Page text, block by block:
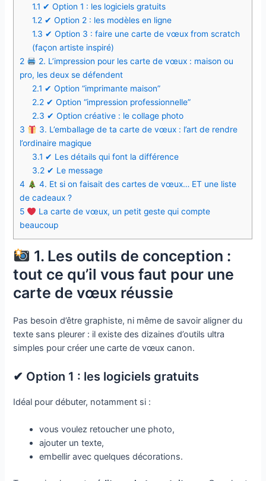
1.1 ✔ Option 1 : les logiciels gratuits
1.2 ✔ Option 2 : les modèles en ligne
1.3 ✔ Option 3 : faire une carte de vœux from scratch
(façon artiste inspiré)
2
2. L’impression pour les carte de vœux : maison ou
pro, les deux se défendent
2.1 ✔ Option “imprimante maison”
2.2 ✔ Option “impression professionnelle”
2.3 ✔ Option créative : le collage photo
3
3. L’emballage de ta carte de vœux : l’art de rendre
l’ordinaire magique
3.1 ✔ Les détails qui font la différence
3.2 ✔ Le message
4
4. Et si on faisait des cartes de vœux… ET une liste
de cadeaux ?
5
La carte de vœux, un petit geste qui compte
beaucoup
1. Les outils de conception :
tout ce qu’il vous faut pour une
carte de vœux réussie
Pas besoin d’être graphiste, ni même de savoir aligner du
texte sans pleurer : il existe des dizaines d’outils ultra
simples pour créer une carte de vœux canon.
✔ Option 1 : les logiciels gratuits
Idéal pour débuter, notamment si :
vous voulez retoucher une photo,
ajouter un texte,
embellir avec quelques décorations.